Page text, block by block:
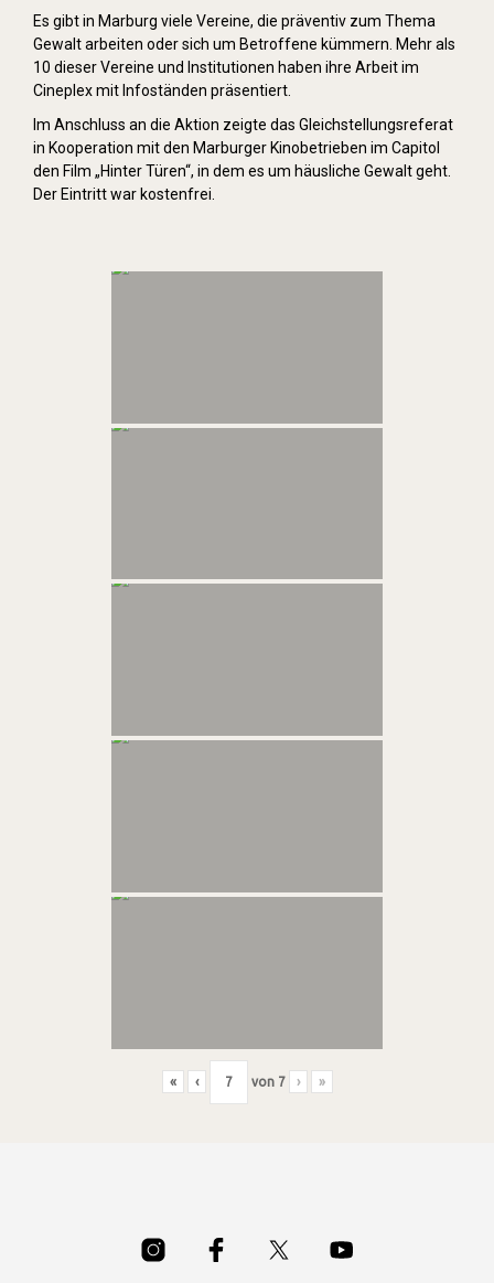
Es gibt in Marburg viele Vereine, die präventiv zum Thema
Gewalt arbeiten oder sich um Betroffene kümmern. Mehr als
10 dieser Vereine und Institutionen haben ihre Arbeit im
Cineplex mit Infoständen präsentiert.
Im Anschluss an die Aktion zeigte das Gleichstellungsreferat
in Kooperation mit den Marburger Kinobetrieben im Capitol
den Film „Hinter Türen“, in dem es um häusliche Gewalt geht.
Der Eintritt war kostenfrei.
« ‹ von 7 › »